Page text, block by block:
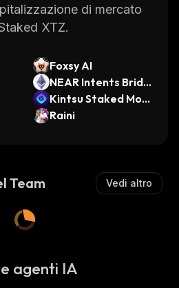
di mercato
XTZ.
Foxsy AI
NEAR Intents Bridg
ed ETH
Kintsu Staked Mon
ad
Raini
Team Vedi altro
agenti IA